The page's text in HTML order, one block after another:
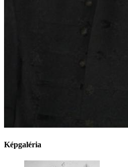
Képgaléria